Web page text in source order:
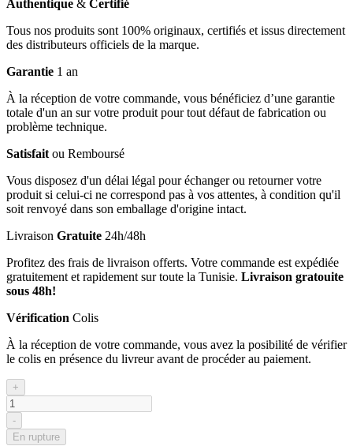
Authentique & Certifié
Tous nos produits sont 100% originaux, certifiés et issus directement
des distributeurs officiels de la marque.
Garantie 1 an
À la réception de votre commande, vous bénéficiez d’une garantie
totale d'un an sur votre produit pour tout défaut de fabrication ou
problème technique.
Satisfait ou Remboursé
Vous disposez d'un délai légal pour échanger ou retourner votre
produit si celui-ci ne correspond pas à vos attentes, à condition qu'il
soit renvoyé dans son emballage d'origine intact.
Livraison Gratuite 24h/48h
Profitez des frais de livraison offerts. Votre commande est expédiée
gratuitement et rapidement sur toute la Tunisie. Livraison gratouite
sous 48h!
Vérification Colis
À la réception de votre commande, vous avez la posibilité de vérifier
le colis en présence du livreur avant de procéder au paiement.
+
-
En rupture